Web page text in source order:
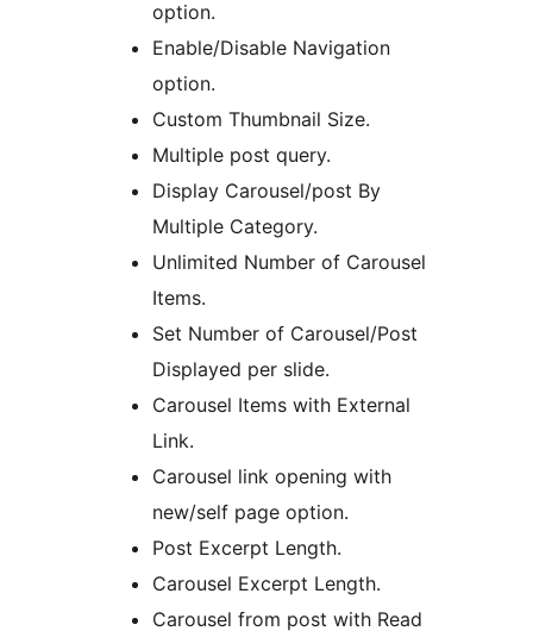
option.
Enable/Disable Navigation
option.
Custom Thumbnail Size.
Multiple post query.
Display Carousel/post By
Multiple Category.
Unlimited Number of Carousel
Items.
Set Number of Carousel/Post
Displayed per slide.
Carousel Items with External
Link.
Carousel link opening with
new/self page option.
Post Excerpt Length.
Carousel Excerpt Length.
Carousel from post with Read